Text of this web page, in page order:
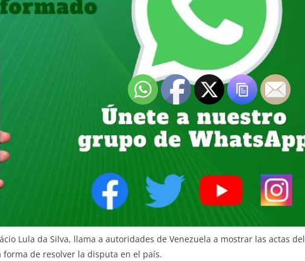
Lula da Silva, llama a autoridades de Venezuela a mostrar las actas del
de resolver la disputa en el país.